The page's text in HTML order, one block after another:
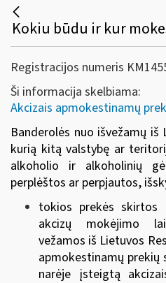
Registracijos numeris
Ši informacija skelbiama:
Akcizais apmokestinamų
Banderolės nuo išvežamų
kurią kitą valstybę ar
alkoholio ir alkoholinių
perplėštos ar perpjautos,
tokios prekės skirtos
akcizų mokėjimo
vežamos iš Lietuvos
apmokestinamų
narėje įsteigtą